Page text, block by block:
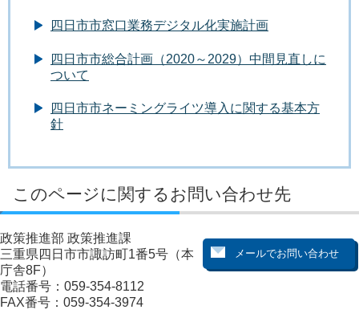
四日市市窓口業務デジタル化実施計画
四日市市総合計画（2020～2029）中間見直しに
ついて
四日市市ネーミングライツ導入に関する基本方
針
このページに関するお問い合わせ先
政策推進部 政策推進課
三重県四日市市諏訪町1番5号（本
庁舎8F）
電話番号：059-354-8112
FAX番号：059-354-3974